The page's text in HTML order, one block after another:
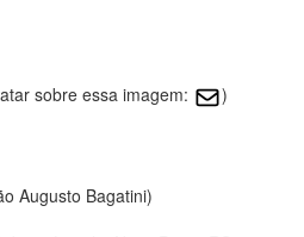
sobre essa imagem:
)
Augusto Bagatini)